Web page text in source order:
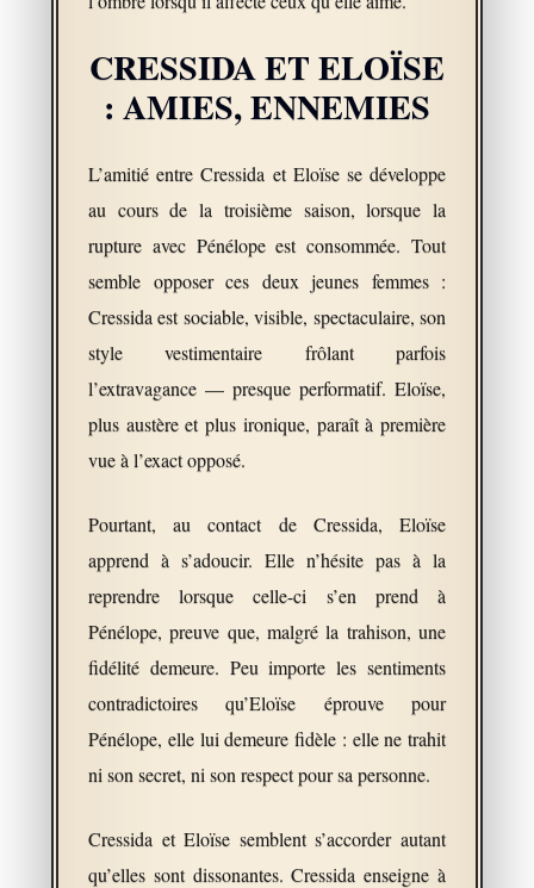
CRESSIDA ET ELOÏSE
: AMIES, ENNEMIES
L’amitié entre Cressida et Eloïse se développe
au cours de la troisième saison, lorsque la
rupture avec Pénélope est consommée. Tout
semble opposer ces deux jeunes femmes :
Cressida est sociable, visible, spectaculaire, son
style vestimentaire frôlant parfois
l’extravagance — presque performatif. Eloïse,
plus austère et plus ironique, paraît à première
vue à l’exact opposé.
Pourtant, au contact de Cressida, Eloïse
apprend à s’adoucir. Elle n’hésite pas à la
reprendre lorsque celle-ci s’en prend à
Pénélope, preuve que, malgré la trahison, une
fidélité demeure. Peu importe les sentiments
contradictoires qu’Eloïse éprouve pour
Pénélope, elle lui demeure fidèle : elle ne trahit
ni son secret, ni son respect pour sa personne.
Cressida et Eloïse semblent s’accorder autant
qu’elles sont dissonantes. Cressida enseigne à